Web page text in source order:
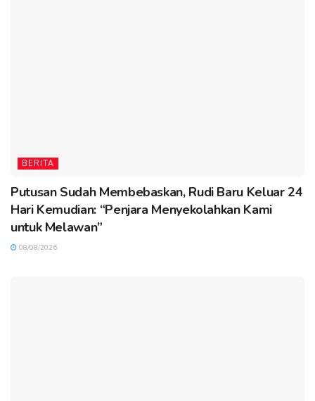
BERITA
Putusan Sudah Membebaskan, Rudi Baru Keluar 24
Hari Kemudian: “Penjara Menyekolahkan Kami
untuk Melawan”
08/08/2026